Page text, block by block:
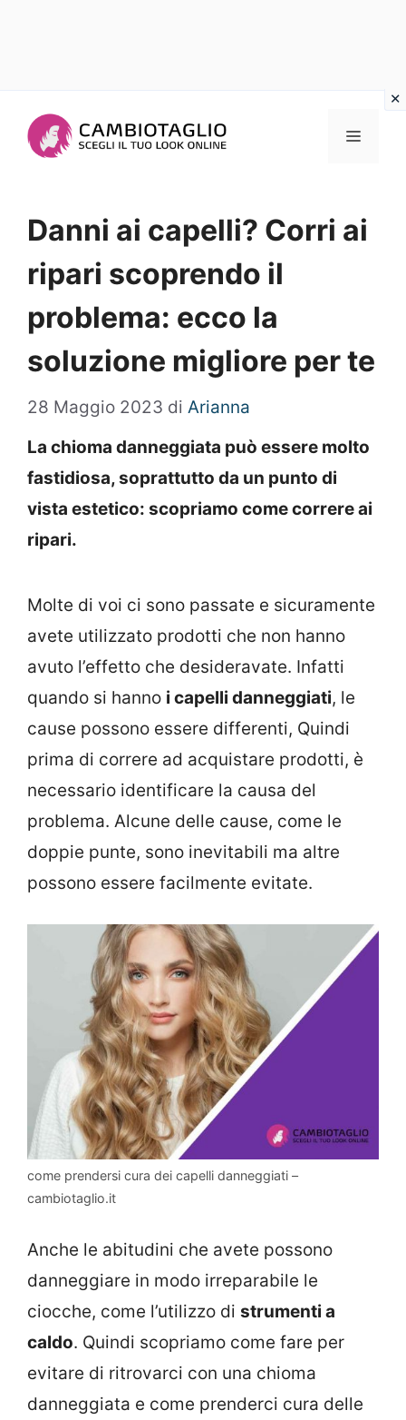
Menu
Danni ai capelli? Corri ai
ripari scoprendo il
problema: ecco la
soluzione migliore per te
28 Maggio 2023 di Arianna
La chioma danneggiata può essere molto
fastidiosa, soprattutto da un punto di
vista estetico: scopriamo come correre ai
ripari.
Molte di voi ci sono passate e sicuramente
avete utilizzato prodotti che non hanno
avuto l’effetto che desideravate. Infatti
quando si hanno i capelli danneggiati, le
cause possono essere differenti, Quindi
prima di correre ad acquistare prodotti, è
necessario identificare la causa del
problema. Alcune delle cause, come le
doppie punte, sono inevitabili ma altre
possono essere facilmente evitate.
come prendersi cura dei capelli danneggiati –
cambiotaglio.it
Anche le abitudini che avete possono
danneggiare in modo irreparabile le
ciocche, come l’utilizzo di strumenti a
caldo. Quindi scopriamo come fare per
evitare di ritrovarci con una chioma
danneggiata e come prenderci cura delle